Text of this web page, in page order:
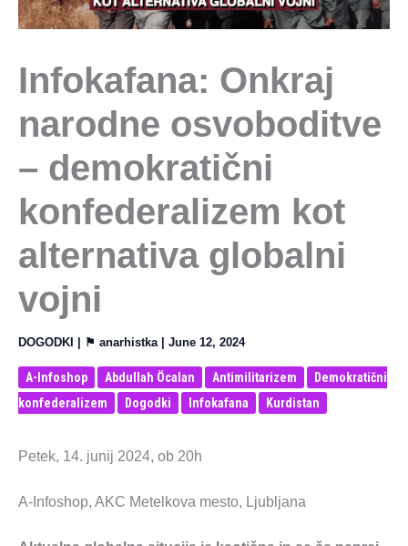
Infokafana: Onkraj
narodne osvoboditve
– demokratični
konfederalizem kot
alternativa globalni
vojni
DOGODKI | ⚑ anarhistka | June 12, 2024
A-Infoshop Abdullah Öcalan Antimilitarizem
Demokratični
konfederalizem
Dogodki Infokafana Kurdistan
Petek, 14. junij 2024, ob 20h
A-Infoshop, AKC Metelkova mesto, Ljubljana